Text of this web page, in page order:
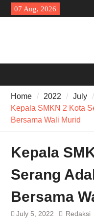
Skip
to
07 Aug, 2026
Home 2022 July
Kepala SMKN 2 Kota
Bersama Wali Murid
Kepala
Serang
Bersama
July 5, 2022 Redaksi